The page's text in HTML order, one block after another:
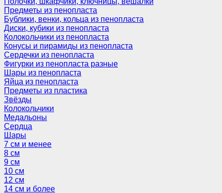
Предметы из пенопласта
Бублики, венки, кольца из пенопласта
Диски, кубики из пенопласта
Колокольчики из пенопласта
Конусы и пирамиды из пенопласта
Сердечки из пенопласта
Фигурки из пенопласта разные
Шары из пенопласта
Яйца из пенопласта
Предметы из пластика
Звёзды
Колокольчики
Медальоны
Сердца
Шары
7 см и менее
8 см
9 см
10 см
12 см
14 см и более